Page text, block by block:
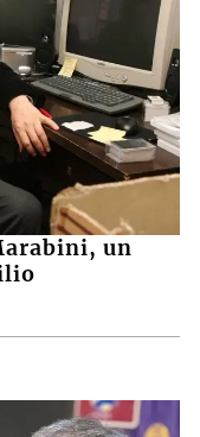
un